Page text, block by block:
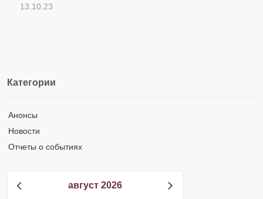
13.10.23
Категории
Анонсы
Новости
Отчеты о событиях
август 2026